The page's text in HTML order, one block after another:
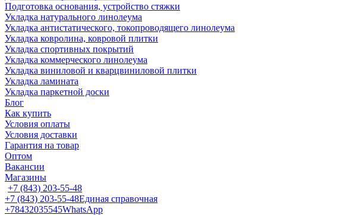
Подготовка основания, устройство стяжки
Укладка натурального линолеума
Укладка антистатического, токопроводящего линолеума
Укладка ковролина, ковровой плитки
Укладка спортивных покрытий
Укладка коммерческого линолеума
Укладка виниловой и кварцвиниловой плитки
Укладка ламината
Укладка паркетной доски
Блог
Как купить
Условия оплаты
Условия доставки
Гарантия на товар
Оптом
Вакансии
Магазины
+7 (843) 203-55-48
+7 (843) 203-55-48Единая справочная
+78432035545WhatsApp